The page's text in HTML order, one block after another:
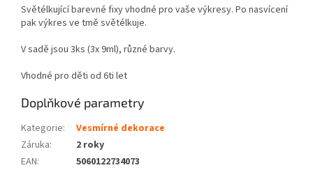
Světélkující barevné fixy vhodné pro vaše výkresy. Po nasvícení
pak výkres ve tmě světélkuje.
V sadě jsou 3ks (3x 9ml), různé barvy.
Vhodné pro děti od 6ti let
Doplňkové parametry
Kategorie:
Vesmírné dekorace
Záruka:
2 roky
EAN:
5060122734073